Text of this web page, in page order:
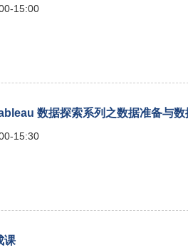
15:00
数据探索系列之数据准备与数
15:30
课